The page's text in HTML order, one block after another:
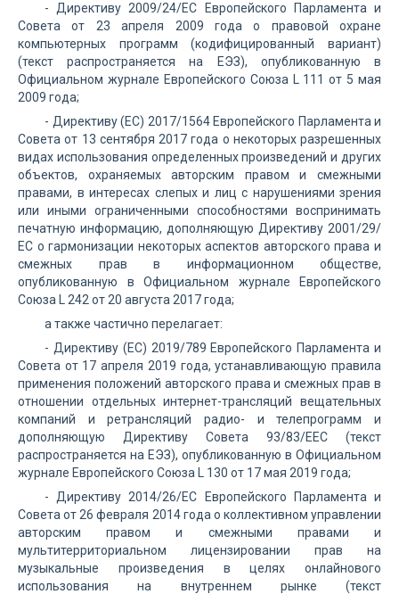
- Директиву 2009/24/ЕС Европейского Парламента и
Совета от 23 апреля 2009 года о правовой охране
компьютерных программ (кодифицированный вариант)
(текст распространяется на ЕЭЗ), опубликованную в
Официальном журнале Европейского Союза L 111 от 5 мая
2009 года;
- Директиву (ЕС) 2017/1564 Европейского Парламента и
Совета от 13 сентября 2017 года о некоторых разрешенных
видах использования определенных произведений и других
объектов, охраняемых авторским правом и смежными
правами, в интересах слепых и лиц с нарушениями зрения
или иными ограниченными способностями воспринимать
печатную информацию, дополняющую Директиву 2001/29/
ЕС о гармонизации некоторых аспектов авторского права и
смежных прав в информационном обществе,
опубликованную в Официальном журнале Европейского
Союза L 242 от 20 августа 2017 года;
а также частично перелагает:
- Директиву (ЕС) 2019/789 Европейского Парламента и
Совета от 17 апреля 2019 года, устанавливающую правила
применения положений авторского права и смежных прав в
отношении отдельных интернет-трансляций вещательных
компаний и ретрансляций радио- и телепрограмм и
дополняющую Директиву Совета 93/83/EEC (текст
распространяется на ЕЭЗ), опубликованную в Официальном
журнале Европейского Союза L 130 от 17 мая 2019 года;
- Директиву 2014/26/ЕС Европейского Парламента и
Совета от 26 февраля 2014 года о коллективном управлении
авторским правом и смежными правами и
мультитерриториальном лицензировании прав на
музыкальные произведения в целях онлайнового
использования на внутреннем рынке (текст